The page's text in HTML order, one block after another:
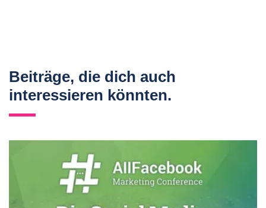
Beiträge, die dich auch
interessieren könnten.